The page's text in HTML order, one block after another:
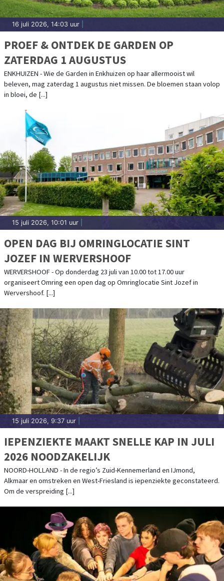
16 juli 2026, 14:03 uur
PROEF & ONTDEK DE GARDEN OP
ZATERDAG 1 AUGUSTUS
ENKHUIZEN - Wie de Garden in Enkhuizen op haar allermooist wil
beleven, mag zaterdag 1 augustus niet missen. De bloemen staan volop
in bloei, de [...]
15 juli 2026, 10:01 uur
OPEN DAG BIJ OMRINGLOCATIE SINT
JOZEF IN WERVERSHOOF
WERVERSHOOF - Op donderdag 23 juli van 10.00 tot 17.00 uur
organiseert Omring een open dag op Omringlocatie Sint Jozef in
Wervershoof. [...]
15 juli 2026, 9:37 uur
IEPENZIEKTE MAAKT SNELLE KAP IN JULI
2026 NOODZAKELIJK
NOORD-HOLLAND - In de regio’s Zuid-Kennemerland en IJmond,
Alkmaar en omstreken en West-Friesland is iepenziekte geconstateerd.
Om de verspreiding [...]